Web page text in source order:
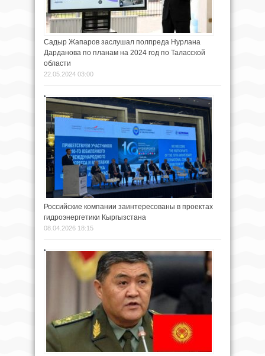
Садыр Жапаров заслушал полпреда Нурлана
Дарданова по планам на 2024 год по Таласской
области
22.05.2024 03:00
Российские компании заинтересованы в проектах
гидроэнергетики Кыргызстана
08.04.2026 18:15